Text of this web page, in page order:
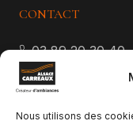
Nous utilisons des
CONTACT
03 89 20 30 40